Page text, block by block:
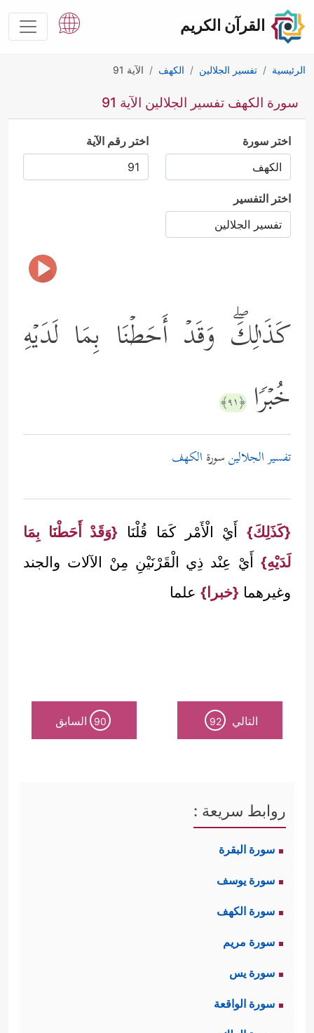
القرآن الكريم
الرئيسية تفسير الجلالين الكهف الآية 91
سورة الكهف تفسير الجلالين الآية 91
اختر سورة اختر رقم الآية
اختر التفسير
كَذَ ٰ⁠لِكَۖ وَقَدۡ أَحَطۡنَا بِمَا لَدَیۡهِ
خُبۡرࣰا ﴿٩١﴾
تفسير الجلالينسورة الكهف
{كَذَلِكَ}أَيْ الْأَمْر كَمَا قُلْنَا {وَقَدْ أَحَطْنَا بِمَا
لَدَيْهِ} أَيْ عِنْد ذِي الْقَرْنَيْنِ مِنْ الآلات والجند
وغيرهما {خبرا} علما
التالي 92
90 السابق
روابط سريعة :
سورة البقرة
سورة يوسف
سورة الكهف
سورة مريم
سورة يس
سورة الواقعة